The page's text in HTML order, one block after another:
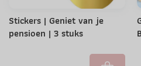
Stickers | Geniet van je
pensioen | 3 stuks